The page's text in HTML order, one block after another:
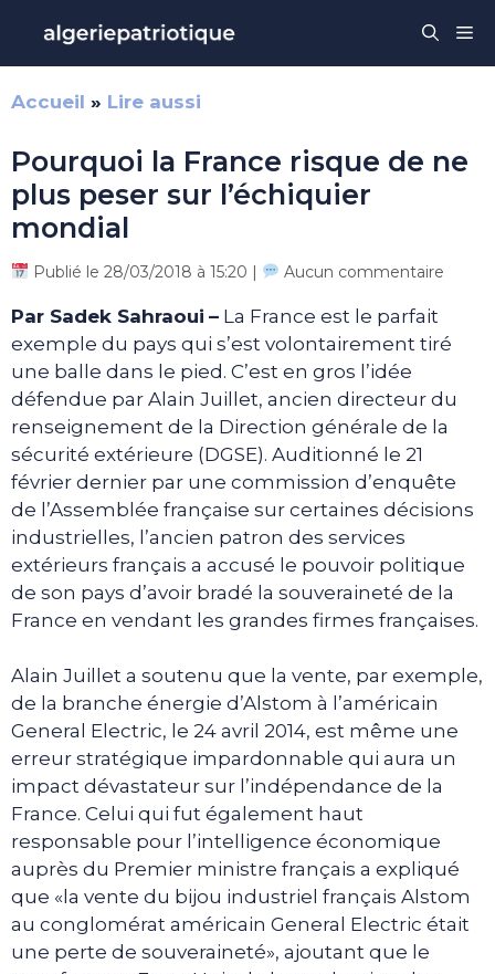
contenu
Accueil » Lire aussi
Pourquoi la France risque de ne
plus peser sur l’échiquier
mondial
Publié le 28/03/2018 à 15:20 | Aucun commentaire
Par Sadek Sahraoui – La France est le parfait
exemple du pays qui s’est volontairement tiré
une balle dans le pied. C’est en gros l’idée
défendue par Alain Juillet, ancien directeur du
renseignement de la Direction générale de la
sécurité extérieure (DGSE). Auditionné le 21
février dernier par une commission d’enquête
de l’Assemblée française sur certaines décisions
industrielles, l’ancien patron des services
extérieurs français a accusé le pouvoir politique
de son pays d’avoir bradé la souveraineté de la
France en vendant les grandes firmes françaises.
Alain Juillet a soutenu que la vente, par exemple,
de la branche énergie d’Alstom à l’américain
General Electric, le 24 avril 2014, est même une
erreur stratégique impardonnable qui aura un
impact dévastateur sur l’indépendance de la
France. Celui qui fut également haut
responsable pour l’intelligence économique
auprès du Premier ministre français a expliqué
que «la vente du bijou industriel français Alstom
au conglomérat américain General Electric était
une perte de souveraineté», ajoutant que le